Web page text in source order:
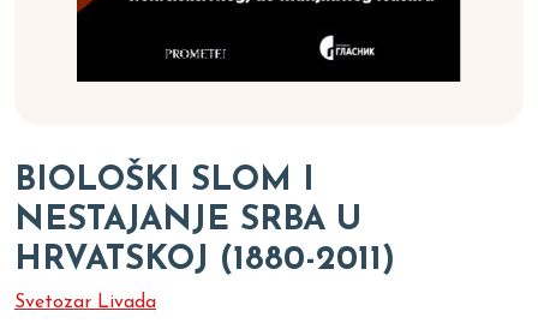
BIOLOŠKI SLOM I
NESTAJANJE SRBA U
HRVATSKOJ (1880-2011)
Svetozar Livada